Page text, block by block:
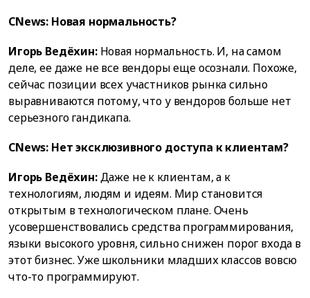
CNews: Новая нормальность?
Игорь Ведёхин:Новая нормальность. И, на самом
деле, ее даже не все вендоры еще осознали. Похоже,
сейчас позиции всех участников рынка сильно
выравниваются потому, что у вендоров больше нет
серьезного гандикапа.
CNews: Нет эксклюзивного доступа к клиентам?
Игорь Ведёхин:Даже не к клиентам, а к
технологиям, людям и идеям. Мир становится
открытым в технологическом плане. Очень
усовершенствовались средства программирования,
языки высокого уровня, сильно снижен порог входа в
этот бизнес. Уже школьники младших классов вовсю
что-то программируют.